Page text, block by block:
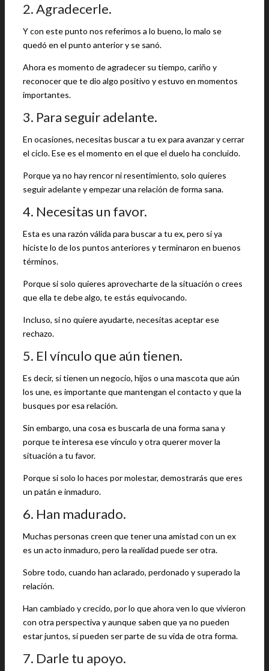
2. Agradecerle.
Y con este punto nos referimos a lo bueno, lo malo se
quedó en el punto anterior y se sanó.
Ahora es momento de agradecer su tiempo, cariño y
reconocer que te dio algo positivo y estuvo en momentos
importantes.
3. Para seguir adelante.
En ocasiones, necesitas buscar a tu ex para avanzar y cerrar
el ciclo. Ese es el momento en el que el duelo ha concluido.
Porque ya no hay rencor ni resentimiento, solo quieres
seguir adelante y empezar una relación de forma sana.
4. Necesitas un favor.
Esta es una razón válida para buscar a tu ex, pero si ya
hiciste lo de los puntos anteriores y terminaron en buenos
términos.
Porque si solo quieres aprovecharte de la situación o crees
que ella te debe algo, te estás equivocando.
Incluso, si no quiere ayudarte, necesitas aceptar ese
rechazo.
5. El vínculo que aún tienen.
Es decir, si tienen un negocio, hijos o una mascota que aún
los une, es importante que mantengan el contacto y que la
busques por esa relación.
Sin embargo, una cosa es buscarla de una forma sana y
porque te interesa ese vínculo y otra querer mover la
situación a tu favor.
Porque si solo lo haces por molestar, demostrarás que eres
un patán e inmaduro.
6. Han madurado.
Muchas personas creen que tener una amistad con un ex
es un acto inmaduro, pero la realidad puede ser otra.
Sobre todo, cuando han aclarado, perdonado y superado la
relación.
Han cambiado y crecido, por lo que ahora ven lo que vivieron
con otra perspectiva y aunque saben que ya no pueden
estar juntos, sí pueden ser parte de su vida de otra forma.
7. Darle tu apoyo.